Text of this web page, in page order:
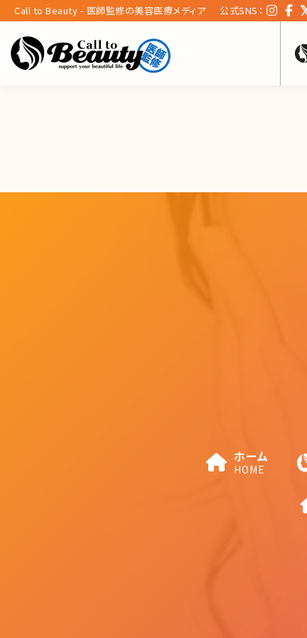
Call to Beauty - 医師監修の美容医療メディア 公式SNS：
ホーム
HOME